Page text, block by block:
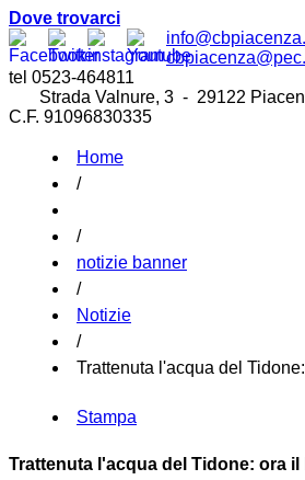
Dove trovarci
tel 0523-464811
Strada Valnure, 3 - 29122
C.F. 91096830335
Home
/
/
notizie banner
/
Notizie
/
Trattenuta l'acqua del
Stampa
Trattenuta l'acqua del Tidone: ora